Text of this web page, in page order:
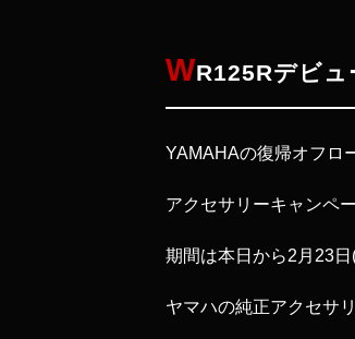
WR125Rデビ
YAMAHAの復帰オフロ
アクセサリーキャンペ
期間は本日から2月23
ヤマハの純正アクセサ